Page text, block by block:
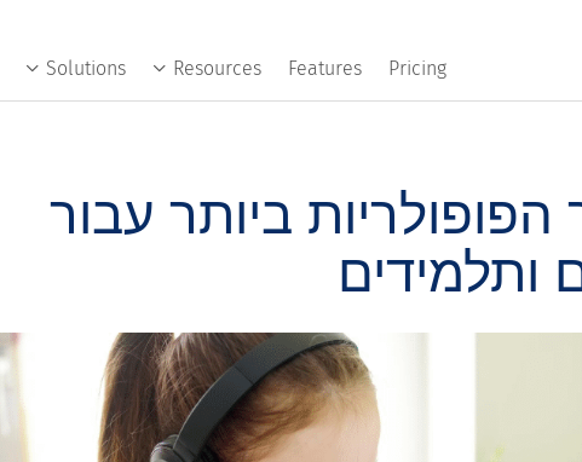
Solutions Resources Features Pricing
הפופולריות ביותר עבור
ותלמידים